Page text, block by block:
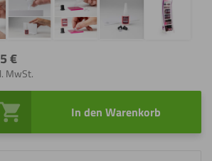
€
MwSt.
In den Warenkorb